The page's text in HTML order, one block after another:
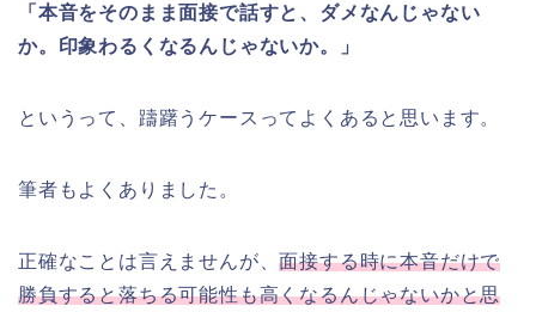
「本音をそのまま面接で話すと、ダメなんじゃない
か。印象わるくなるんじゃないか。」
というって、躊躇うケースってよくあると思います。
筆者もよくありました。
正確なことは言えませんが、面接する時に本音だけで
勝負すると落ちる可能性も高くなるんじゃないかと思